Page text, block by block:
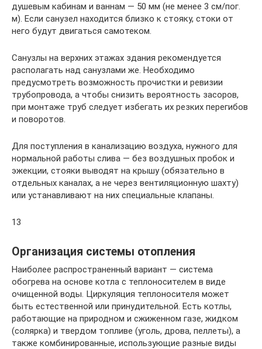
душевым кабинам и ваннам — 50 мм (не менее 3 см/пог.
м). Если санузел находится близко к стояку, стоки от
него будут двигаться самотеком.
Санузлы на верхних этажах здания рекомендуется
располагать над санузлами же. Необходимо
предусмотреть возможность прочистки и ревизии
трубопровода, а чтобы снизить вероятность засоров,
при монтаже труб следует избегать их резких перегибов
и поворотов.
Для поступления в канализацию воздуха, нужного для
нормальной работы слива — без воздушных пробок и
эжекции, стояки выводят на крышу (обязательно в
отдельных каналах, а не через вентиляционную шахту)
или устанавливают на них специальные клапаны.
13
Организация системы отопления
Наиболее распространенный вариант — система
обогрева на основе котла с теплоносителем в виде
очищенной воды. Циркуляция теплоносителя может
быть естественной или принудительной. Есть котлы,
работающие на природном и сжиженном газе, жидком
(солярка) и твердом топливе (уголь, дрова, пеллеты), а
также комбинированные, использующие разные виды